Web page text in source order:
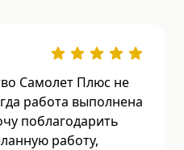
Самолет Плюс не
работа выполнена
поблагодарить
работу,